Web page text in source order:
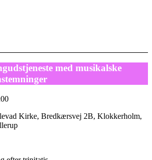
med musikalske
Kirke, Bredkærsvej 2B, Klokkerholm,